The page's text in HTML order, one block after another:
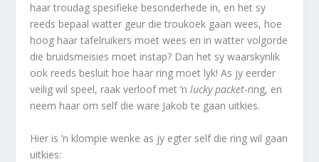
haar troudag spesifieke besonderhede in, en het sy
reeds bepaal watter geur die troukoek gaan wees, hoe
hoog haar tafelruikers moet wees en in watter volgorde
die bruidsmeisies moet instap? Dan het sy waarskynlik
ook reeds besluit hoe haar ring moet lyk! As jy eerder
veilig wil speel, raak verloof met ’nlucky packet-ring, en
neem haar om self die ware Jakob te gaan uitkies.
Hier is ’n klompie wenke as jy egter self die ring wil gaan
uitkies: